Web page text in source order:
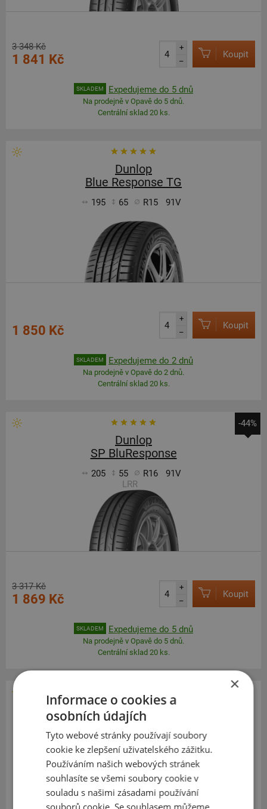
3 348 Kč
1 841 Kč
+
–
Koupit
SKLADEM Expedujeme do 5 dnů
Na prodejně v Opavě do 5 dnů.
Centrální sklad 20 ks.
Dunlop
Blue Response TG
195 65 R15 91V
1 850 Kč
+
–
Koupit
SKLADEM Expedujeme do 2 dnů
Na prodejně v Opavě do 2 dnů.
Centrální sklad 20 ks.
-44%
Dunlop
SP BluResponse
205 55 R16
91V
LRR
3 317 Kč
1 869 Kč
+
–
Koupit
SKLADEM Expedujeme do 5 dnů
Na prodejně v Opavě do 5 dnů.
Centrální sklad 20 ks.
Dunlop
Blue Response TG
205 55 R16 91H
×
Informace o cookies a
osobních údajích
Tyto webové stránky používají soubory
cookie ke zlepšení uživatelského zážitku.
Používáním našich webových stránek
souhlasíte se všemi soubory cookie v
souladu s našimi zásadami používání
souborů cookie. Se souhlasem můžeme